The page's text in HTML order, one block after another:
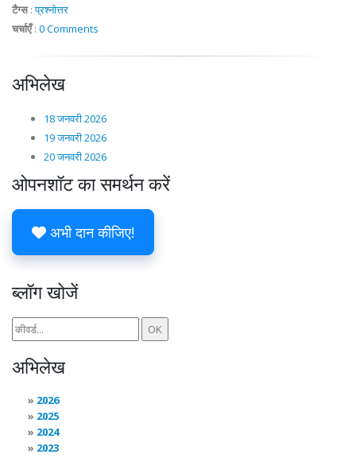
टैग्स:प्रश्नोत्तर
चर्चाएँ: 0 Comments
अभिलेख
18 जनवरी 2026
19 जनवरी 2026
20 जनवरी 2026
ओपनशॉट का समर्थन करें
अभी दान कीजिए!
ब्लॉग खोजें
अभिलेख
2026
2025
2024
2023